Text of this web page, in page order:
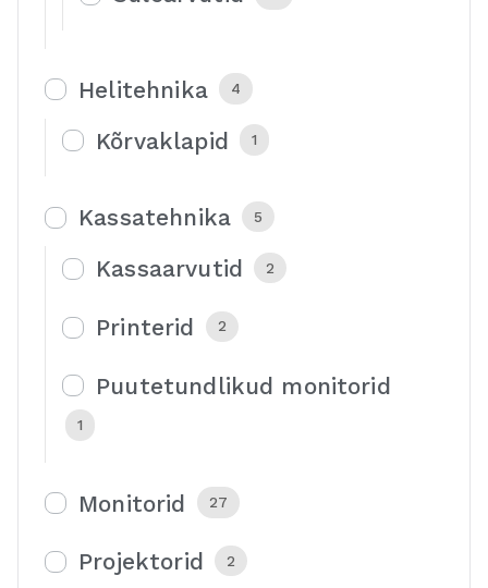
Helitehnika 4
Kõrvaklapid 1
Kassatehnika 5
Kassaarvutid 2
Printerid 2
Puutetundlikud monitorid
1
Monitorid 27
Projektorid 2